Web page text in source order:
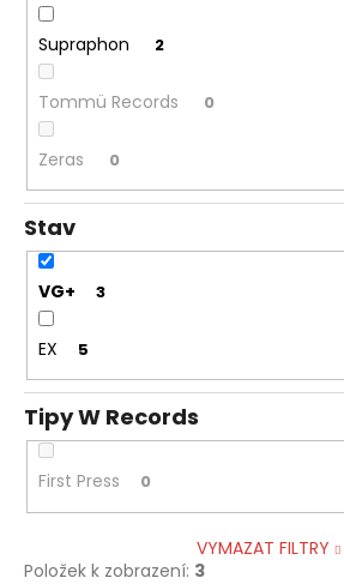
Supraphon 2
Tommü Records 0
Zeras 0
Stav
VG+ 3
EX 5
Tipy W Records
First Press 0
VYMAZAT FILTRY
Položek k zobrazení: 3
u
u
m
e
MARTIN
KRATOCHVÍL
JAZZ
Q
HODOKVAS
(FEASTING)
LP
390
Kč